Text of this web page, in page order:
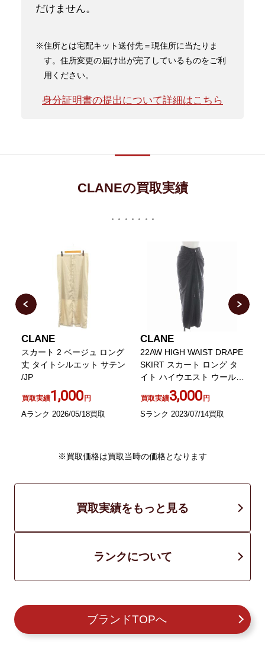
だけません。
※住所とは宅配キット送付先＝現住所に当たりま
す。住所変更の届け出が完了しているものをご利
用ください。
身分証明書の提出について詳細はこちら
CLANEの買取実績
CLANE
スカート 2 ベージュ ロング
丈 タイトシルエット サテン
/JP
買取実績1,000円
Aランク 2026/05/18買取
CLANE
22AW HIGH WAIST DRAPE
SKIRT スカート ロング タ
イト ハイウエスト ウール混
1 グレー
買取実績3,000円
Sランク 2023/07/14買取
※買取価格は買取当時の価格となります
買取実績をもっと見る
ランクについて
ブランドTOPへ